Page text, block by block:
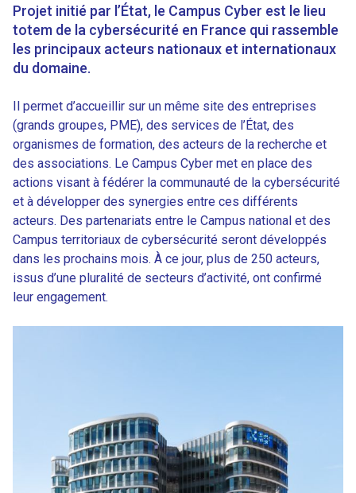
Projet initié par l’État, le Campus Cyber est le lieu
totem de la cybersécurité en France qui rassemble
les principaux acteurs nationaux et internationaux
du domaine.
Il permet d’accueillir sur un même site des entreprises
(grands groupes, PME), des services de l’État, des
organismes de formation, des acteurs de la recherche et
des associations. Le Campus Cyber met en place des
actions visant à fédérer la communauté de la cybersécurité
et à développer des synergies entre ces différents
acteurs. Des partenariats entre le Campus national et des
Campus territoriaux de cybersécurité seront développés
dans les prochains mois. À ce jour, plus de 250 acteurs,
issus d’une pluralité de secteurs d’activité, ont confirmé
leur engagement.